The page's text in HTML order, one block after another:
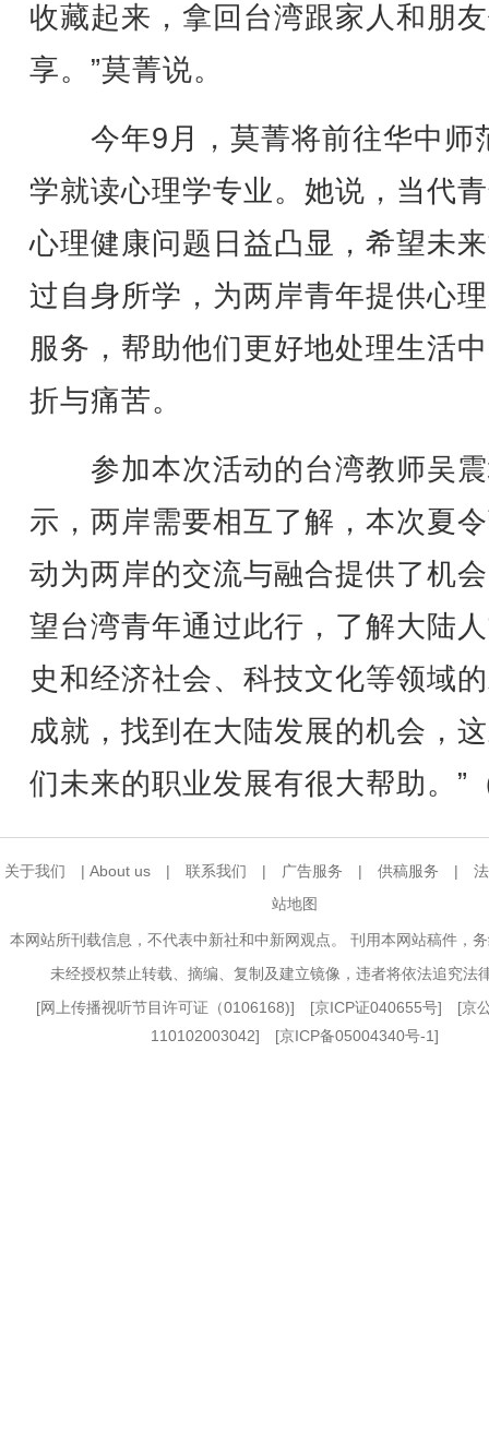
收藏起来，拿回台湾跟家人和朋
享。”莫菁说。
今年9月，莫菁将前往华中师
学就读心理学专业。她说，当代
心理健康问题日益凸显，希望未
过自身所学，为两岸青年提供心
服务，帮助他们更好地处理生活
折与痛苦。
参加本次活动的台湾教师吴
示，两岸需要相互了解，本次夏
动为两岸的交流与融合提供了机
望台湾青年通过此行，了解大陆
史和经济社会、科技文化等领域
成就，找到在大陆发展的机会，
们未来的职业发展有很大帮助。”
关于我们 | About us | 联系我们 | 广告服务 | 供稿服务 |
站地图
本网站所刊载信息，不代表中新社和中新网观点。 刊用本网站稿件，
未经授权禁止转载、摘编、复制及建立镜像，违者将依法追究法
[网上传播视听节目许可证（0106168)] [京ICP证040655号] [京
110102003042] [京ICP备05004340号-1]